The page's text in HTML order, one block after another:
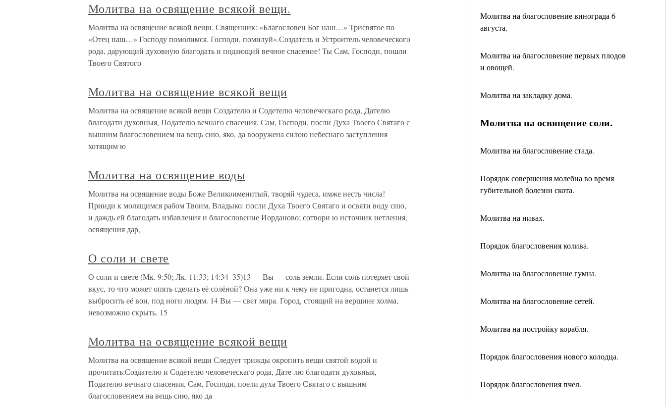
Молитва на благословение винограда 6
августа.
Молитва на благословение первых плодов
и овощей.
Молитва на закладку дома.
Молитва на освящение соли.
Молитва на благословение стада.
Порядок совершения молебна во время
губительной болезни скота.
Молитва на нивах.
Порядок благословения колива.
Молитва на благословение гумна.
Молитва на благословение сетей.
Молитва на постройку корабля.
Порядок благословения нового колодца.
Порядок благословения пчел.
Молитва на освящение всякой вещи.
Молитва на освящение всякой вещи. Священник: «Благословен Бог наш…» Трисвятое по
«Отец наш…» Господу помолимся. Господи, помилуй».Создатель и Устроитель человеческого
рода, дарующий духовную благодать и подающий вечное спасение! Ты Сам, Господи, пошли
Твоего Святого
Молитва на освящение всякой вещи
Молитва на освящение всякой вещи Создателю и Содетелю человеческаго рода, Дателю
благодати духовныя, Подателю вечнаго спасения, Сам, Господи, посли Духа Твоего Святаго с
вышним благословением на вещь сию, яко, да вооружена силою небеснаго заступления
хотящим ю
Молитва на освящение воды
Молитва на освящение воды Боже Великоименитый, творяй чудеса, имже несть числа!
Прииди к молящимся рабом Твоим, Владыко: посли Духа Твоего Святаго и освяти воду сию,
и даждь ей благодать избавления и благословение Иорданово; сотвори ю источник нетления,
освящения дар,
О соли и свете
О соли и свете (Мк. 9:50; Лк. 11:33; 14:34–35)13 — Вы — соль земли. Если соль потеряет свой
вкус, то что может опять сделать её солёной? Она уже ни к чему не пригодна, останется лишь
выбросить её вон, под ноги людям. 14 Вы — свет мира. Город, стоящий на вершине холма,
невозможно скрыть. 15
Молитва на освящение всякой вещи
Молитва на освящение всякой вещи Следует трижды окропить вещи святой водой и
прочитать:Создателю и Содетелю человеческаго рода, Дате-лю благодати духовныя,
Подателю вечнаго спасения, Сам, Господи, поели духа Твоего Святаго с вышним
благословением на вещь сию, яко да